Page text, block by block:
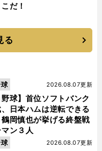
だ！
る
野球】首位ソフトバンク
日本ハムは逆転できる
岡慎也が挙げる終盤戦
ン３人
2026.08.07更新
2026.08.07更新